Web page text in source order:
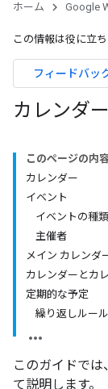
ホーム Google
この情報は役に立
フィードバッ
カレンダ
このページの内
カレンダー
イベント
イベントの種類
主催者
メイン カレンダ
カレンダーとカ
定期的な予定
繰り返しルール
このガイドで
て説明します。